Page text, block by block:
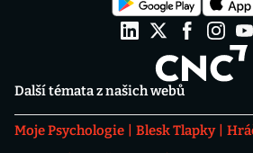
Další témata z našich webů
Moje Psychologie Blesk Tlapky